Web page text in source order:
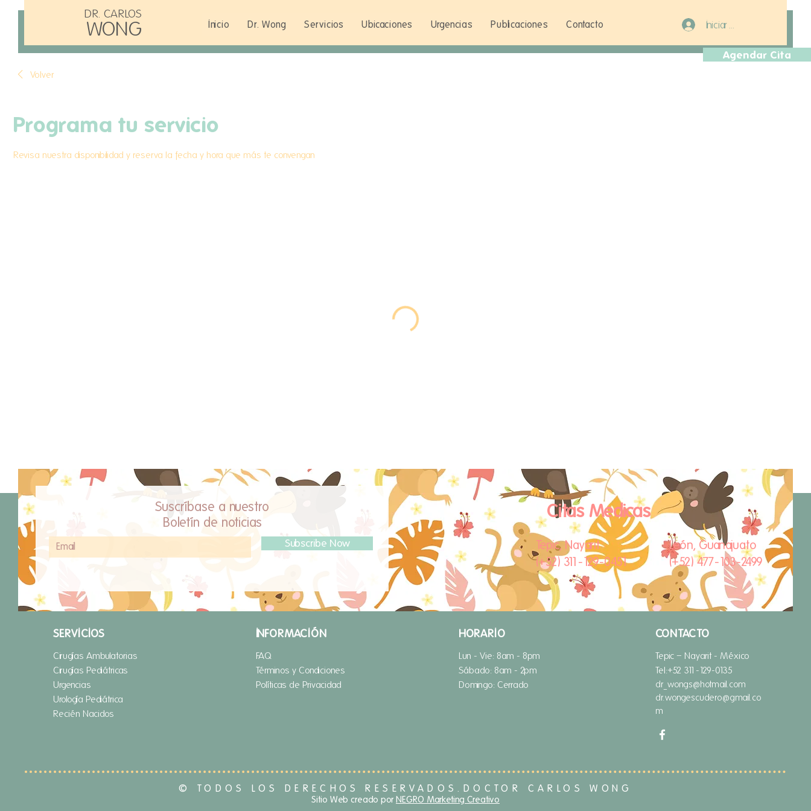
Agendar Cita
DR. CARLOS
WONG Inicio Dr. Wong Servicios Ubicaciones Urgencias Publicaciones Contacto Iniciar sesión
Volver
Programa tu servicio
Revisa nuestra disponibilidad y reserva la fecha y hora que más te convengan
SERVICIOS
Cirugías Ambulatorias
Cirugías Pediátricas
Urgencias
Urología Pediátrica
Recién Nacidos
INFORMACIÓN
FAQ
Términos y Condiciones
Políticas de Privacidad
HORARIO
Lun - Vie: 8am - 8pm
​​Sábado: 8am - 2pm
​Domingo: Cerrado
CONTACTO
Tepic – Nayarit - México
Tel:+52 311-129-0135
dr_wongs@hotmail.com
dr.wongescudero@gmail.co
m
Suscríbase a nuestro
Boletín de noticias
Subscribe Now
Citas Medicas
Tepic, Nayarit
(​+52) 311-129-0451
León, Guanajuato
(​+52) 477-103-2499
© TODOS LOS DERECHOS RESERVADOS.DOCTOR CARLOS WONG
Sitio Web creado por NEGRO Marketing Creativo